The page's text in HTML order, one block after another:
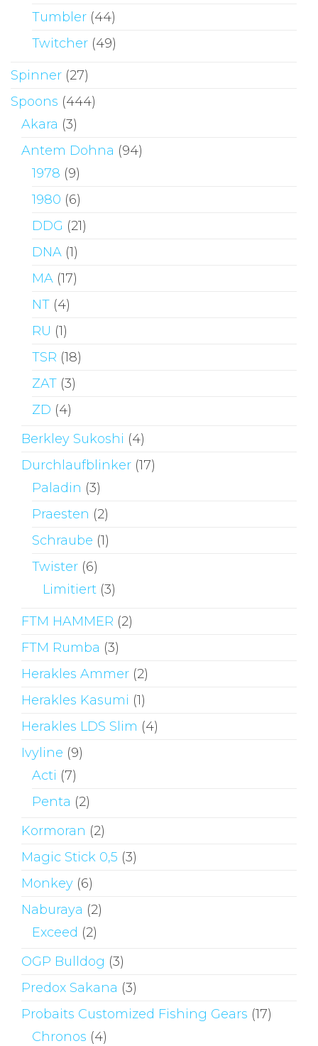
Tumbler (44)
Twitcher (49)
Spinner (27)
Spoons (444)
Akara (3)
Antem Dohna (94)
1978 (9)
1980 (6)
DDG (21)
DNA (1)
MA (17)
NT (4)
RU (1)
TSR (18)
ZAT (3)
ZD (4)
Berkley Sukoshi (4)
Durchlaufblinker (17)
Paladin (3)
Praesten (2)
Schraube (1)
Twister (6)
Limitiert (3)
FTM HAMMER (2)
FTM Rumba (3)
Herakles Ammer (2)
Herakles Kasumi (1)
Herakles LDS Slim (4)
Ivyline (9)
Acti (7)
Penta (2)
Kormoran (2)
Magic Stick 0,5 (3)
Monkey (6)
Naburaya (2)
Exceed (2)
OGP Bulldog (3)
Predox Sakana (3)
Probaits Customized Fishing Gears (17)
Chronos (4)